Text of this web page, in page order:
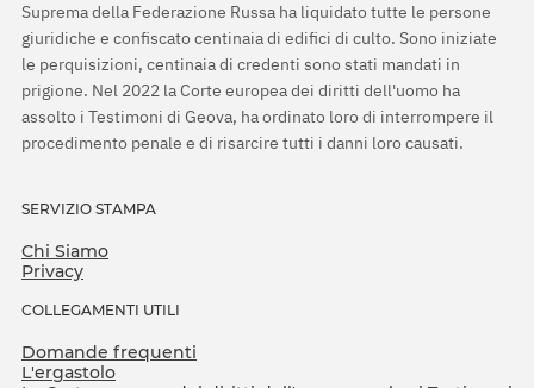
Suprema della Federazione Russa ha liquidato tutte le persone
giuridiche e confiscato centinaia di edifici di culto. Sono iniziate
le perquisizioni, centinaia di credenti sono stati mandati in
prigione. Nel 2022 la Corte europea dei diritti dell'uomo ha
assolto i Testimoni di Geova, ha ordinato loro di interrompere il
procedimento penale e di risarcire tutti i danni loro causati.
SERVIZIO STAMPA
Chi Siamo
Privacy
COLLEGAMENTI UTILI
Domande frequenti
L'ergastolo